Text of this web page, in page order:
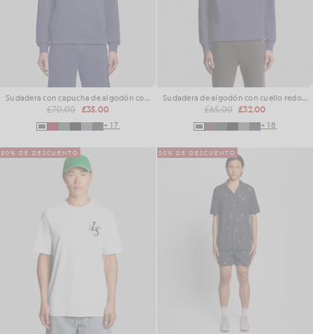
Sudadera con capucha de algodón con forro polar
£70.00 £35.00
+17
Sudadera de algodón con cuello redondo
£65.00 £32.00
+18
50% DE DESCUENTO 50% DE DESCUENTO